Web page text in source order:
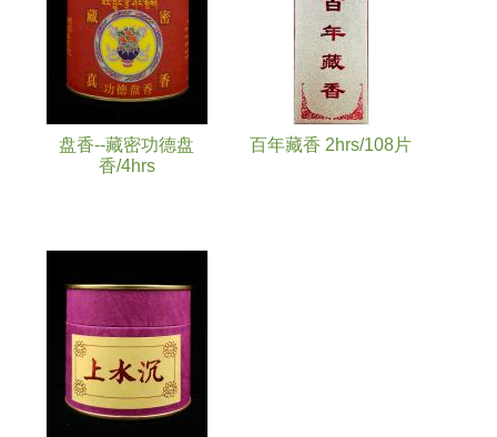
盘香--藏密功德盘
香/4hrs
百年藏香 2hrs/108片